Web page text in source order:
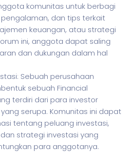
komunitas untuk berbagi
dan tips terkait
keuangan, atau strategi
ini, anggota dapat saling
dan dukungan dalam hal
Sebuah perusahaan
sebuah Financial
terdiri dari para investor
serupa. Komunitas ini dapat
tentang peluang investasi,
strategi investasi yang
para anggotanya.